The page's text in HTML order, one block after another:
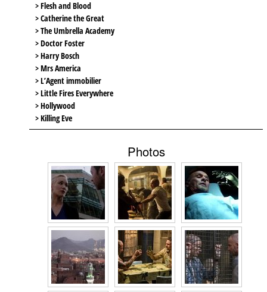
> Flesh and Blood
> Catherine the Great
> The Umbrella Academy
> Doctor Foster
> Harry Bosch
> Mrs America
> L’Agent immobilier
> Little Fires Everywhere
> Hollywood
> Killing Eve
Photos